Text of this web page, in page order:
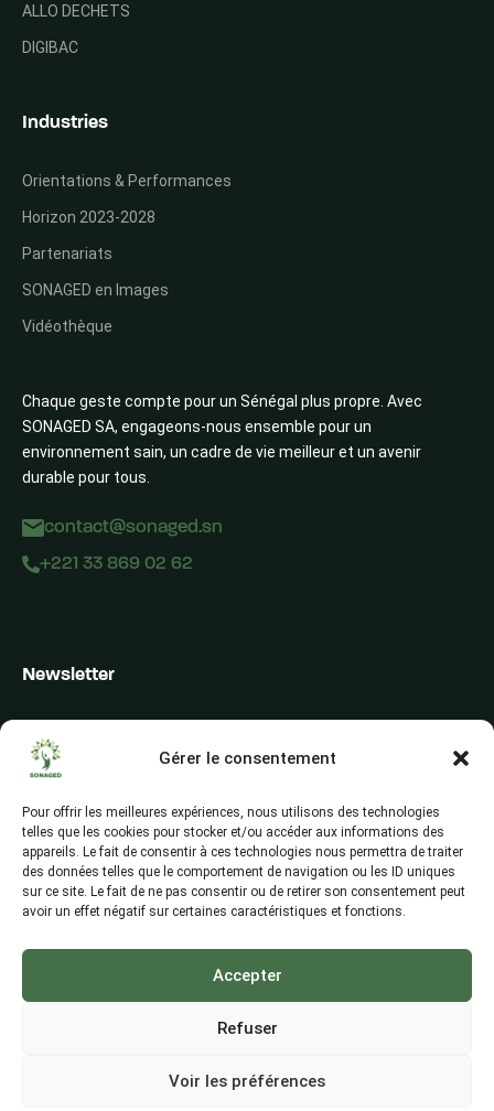
Gérer le consentement
Pour offrir les meilleures expériences, nous utilisons des technologies
telles que les cookies pour stocker et/ou accéder aux informations des
appareils. Le fait de consentir à ces technologies nous permettra de traiter
des données telles que le comportement de navigation ou les ID uniques
sur ce site. Le fait de ne pas consentir ou de retirer son consentement peut
avoir un effet négatif sur certaines caractéristiques et fonctions.
Accepter
Refuser
Voir les préférences
Chaque geste compte pour un Sénégal plus propre. Avec
SONAGED SA, engageons-nous ensemble pour un
environnement sain, un cadre de vie meilleur et un avenir
durable pour tous.
contact@sonaged.sn
+221 33 869 02 62
ALLO DECHETS
DIGIBAC
Industries
Orientations & Performances
Horizon 2023-2028
Partenariats
SONAGED en Images
Vidéothèque
Newsletter
les actualités et les conseils
©2026, All Rights Reserved, SONAGED S.A